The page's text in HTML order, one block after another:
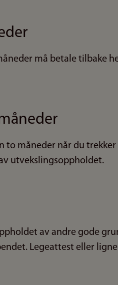
må betale tilbake
måneder når du trekker
utvekslingsoppholdet.
av andre gode
Legeattest eller